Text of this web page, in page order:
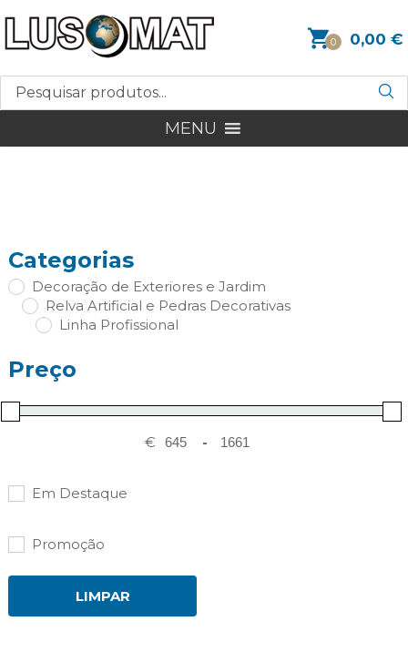
0 0,00 €
MENU
Categorias
Decoração de Exteriores e Jardim
Relva Artificial e Pedras Decorativas
Linha Profissional
Preço
€ -
Em Destaque
Promoção
LIMPAR